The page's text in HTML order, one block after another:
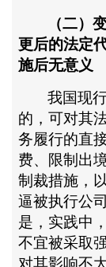
（二）
更后的法定
施后无意义
我国现
的，可对其
务履行的直
费、限制出
制裁措施，
逼被执行公
是，实践中
不宜被采取
对其影响不